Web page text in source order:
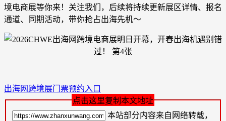
境电商展等你来！关注我们，后续将持续更新展区详情、报名
通道、同期活动，带你抢占出海先机～
出海网跨境展门票预约入口
点击这里复制本文地址
本站部分内容来自网络转载，